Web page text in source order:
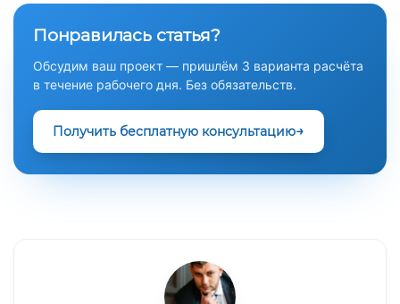
Понравилась статья?
Обсудим ваш проект — пришлём 3 варианта расчёта
в течение рабочего дня. Без обязательств.
Получить бесплатную консультацию